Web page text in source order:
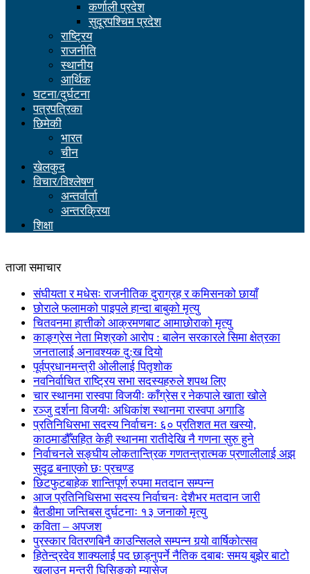
कर्णाली प्रदेश
सुदूरपश्चिम प्रदेश
राष्ट्रिय
राजनीति
स्थानीय
आर्थिक
घटना/दुर्घटना
पत्रपत्रिका
छिमेकी
भारत
चीन
खेलकुद
विचार/विश्लेषण
अन्तर्वार्ता
अन्तरक्रिया
शिक्षा
ताजा समाचार
संघीयता र मधेसः राजनीतिक दुराग्रह र कमिसनको छायाँ
छोराले फलामको पाइपले हान्दा बाबुको मृत्यु
चितवनमा हात्तीको आक्रमणबाट आमाछोराको मृत्यु
काङ्ग्रेस नेता मिश्रको आरोप : बालेन सरकारले सिमा क्षेत्रका
जनतालाई अनावश्यक दु:ख दियो
पूर्वप्रधानमन्त्री ओलीलाई पितृशोक
नवनिर्वाचित राष्ट्रिय सभा सदस्यहरुले शपथ लिए
चार स्थानमा रास्वपा विजयीः काँग्रेस र नेकपाले खाता खोले
रञ्जु दर्शना विजयीः अधिकांश स्थानमा रास्वपा अगाडि
प्रतिनिधिसभा सदस्य निर्वाचनः ६० प्रतिशत मत खस्यो,
काठमाडौँसहित केही स्थानमा रातीदेखि नै गणना सुरु हुने
निर्वाचनले सङ्घीय लोकतान्त्रिक गणतन्त्रात्मक प्रणालीलाई अझ
सुदृढ बनाएको छः प्रचण्ड
छिटफुटबाहेक शान्तिपूर्ण रुपमा मतदान सम्पन्न
आज प्रतिनिधिसभा सदस्य निर्वाचनः देशैभर मतदान जारी
बैतडीमा जन्तिबस दुर्घटनाः १३ जनाको मृत्यु
कविता – अपजश
पुरस्कार वितरणबिनै काउन्सिलले सम्पन्न गर्‍यो वार्षिकोत्सव
हितेन्द्रदेव शाक्यलाई पद छाड्नुपर्ने नैतिक दबाबः समय बुझेर बाटो
खुलाउन मन्त्री घिसिङको म्यासेज